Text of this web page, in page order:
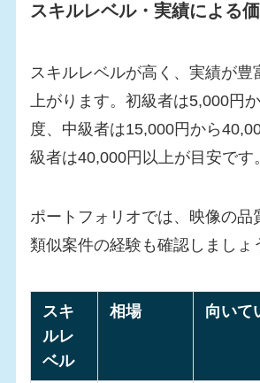
スキルレベル・実績による
スキルレベルが高く、実績が豊
上がります。初級者は5,000円
度、中級者は15,000円から
級者は40,000円以上が目安です
ポートフォリオでは、映像の品
類似案件の経験も確認しましょ
スキ
ルレ
ベル
相場 向いて